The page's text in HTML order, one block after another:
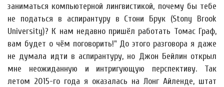
заниматься компьютерной лингвистикой, почему бы тебе
не податься в аспирантуру в Стони Брук (Stony Brook
University)? К нам недавно пришёл работать Томас Граф,
вам будет о чём поговорить!" До этого разговора я даже
не думала идти в аспирантуру, но Джон Бейлин открыл
мне неожиданную и интригующую перспективу. Так
летом 2015-го года я оказалась на Лонг Айленде, штат